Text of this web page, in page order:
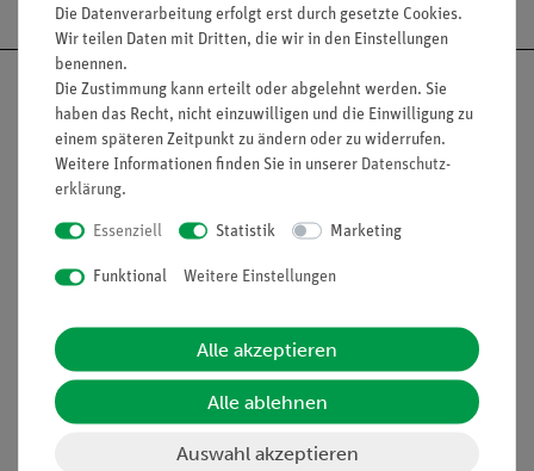
Nach oben
Informationen
Projekte und Lösungen
Presse
Stellenangebote
Übersicht Service
Beratung & Showroom
Inventarisierungs- &
Einräumservice
Die Datenverarbeitung erfolgt erst durch gesetzte Cookies.
Wir teilen Daten mit Dritten, die wir in den Einstellungen
benennen.
Die Zustimmung kann erteilt oder abgelehnt werden. Sie
haben das Recht, nicht einzuwilligen und die Einwilligung zu
einem späteren Zeitpunkt zu ändern oder zu widerrufen.
Weitere Informationen finden Sie in unserer Daten­schutz­
erklärung.
Essenziell Statistik Marketing
Funktional Weitere Einstellungen
Alle akzeptieren
Alle ablehnen
Auswahl akzeptieren